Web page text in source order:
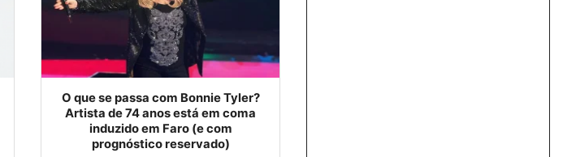
O que se passa com Bonnie Tyler?
Artista de 74 anos está em coma
induzido em Faro (e com
prognóstico reservado)